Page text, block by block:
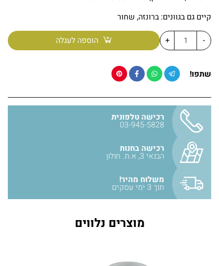
האריזה מגיעה עם כל חלקי הרכבה הנדרשים
קיימים אביזרי אמבטיה משלימים בגוון ברונזה
מידות:
גובה כללי – 13 ס״מ רוחב כללי – 8.5 ס״מ
8.5 ס״מ
קוטר רוזטה (חלק הנצמד לקיר) – 5.2 ס״מ
קיים גם בגוונים: ברונזה, שחור
-
+ הוספה לעגלה
שתפו!
רכישה טלפונית
03-945-5828
רכישה בחנות
הבנאי 3, א.ת. חולון
משלוח מהיר!
תוך 3 ימי עסקים
מוצרים נלווים